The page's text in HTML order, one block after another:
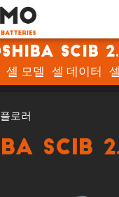
SCiB
셀 모델 셀 데이터
로러
SCiB